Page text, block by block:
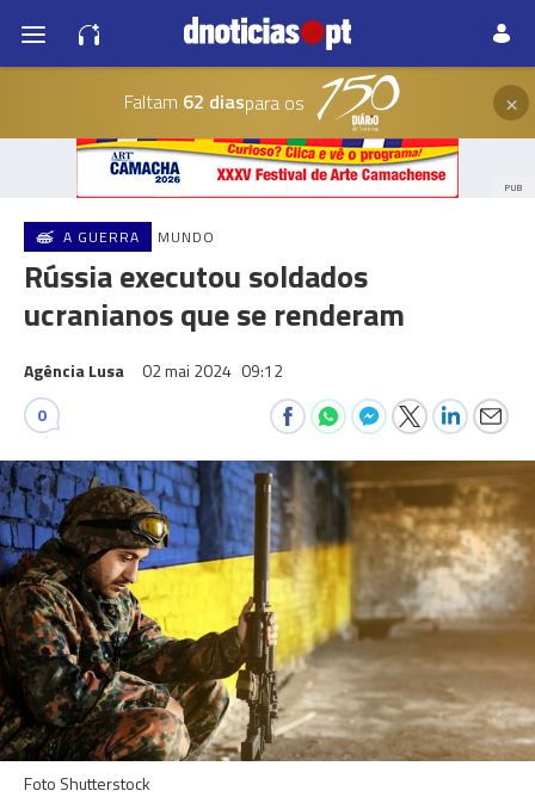
Faltam 62 diaspara os ×
PUB
A GUERRA MUNDO
Rússia executou soldados
ucranianos que se renderam
Agência Lusa 02 mai 2024 09:12
0
Foto Shutterstock